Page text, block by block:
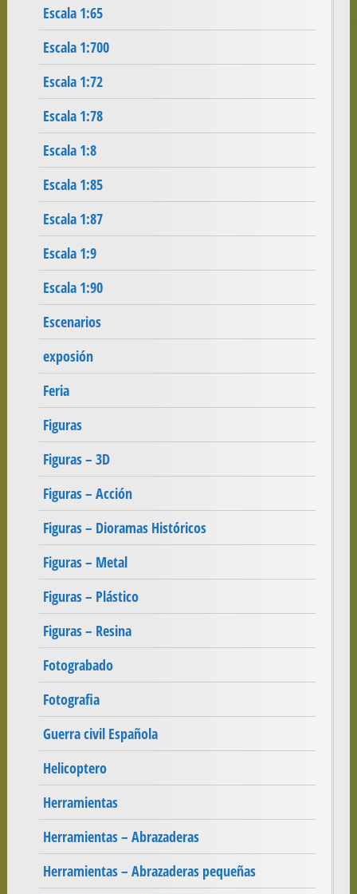
Escala 1:65
Escala 1:700
Escala 1:72
Escala 1:78
Escala 1:8
Escala 1:85
Escala 1:87
Escala 1:9
Escala 1:90
Escenarios
exposión
Feria
Figuras
Figuras – 3D
Figuras – Acción
Figuras – Dioramas Históricos
Figuras – Metal
Figuras – Plástico
Figuras – Resina
Fotograbado
Fotografia
Guerra civil Española
Helicoptero
Herramientas
Herramientas – Abrazaderas
Herramientas – Abrazaderas pequeñas